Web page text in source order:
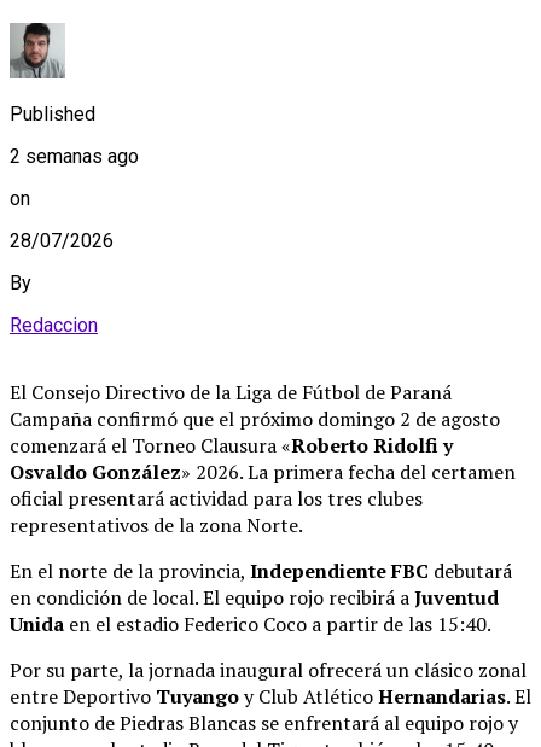
Published
2 semanas ago
on
28/07/2026
By
Redaccion
El Consejo Directivo de la Liga de Fútbol de Paraná
Campaña confirmó que el próximo domingo 2 de agosto
comenzará el Torneo Clausura «Roberto Ridolfi y
Osvaldo González» 2026. La primera fecha del certamen
oficial presentará actividad para los tres clubes
representativos de la zona Norte.
En el norte de la provincia, Independiente FBC debutará
en condición de local. El equipo rojo recibirá aJuventud
Unida en el estadio Federico Coco a partir de las 15:40.
Por su parte, la jornada inaugural ofrecerá un clásico zonal
entre Deportivo Tuyangoy Club AtléticoHernandarias. El
conjunto de Piedras Blancas se enfrentará al equipo rojo y